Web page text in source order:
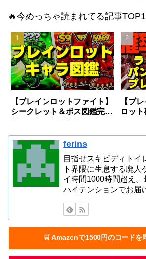
🔥今めっちゃ読まれてる記事
【ブレインロットファイト】
シークレット＆ボス図鑑完全
【ブ
ロッ
ferins
目指せスキビディトイ
ト界隈に生息する廃人
イ時間1000時間超え
ハイテンションでお届
🛒 Amazonで1500円のコードを